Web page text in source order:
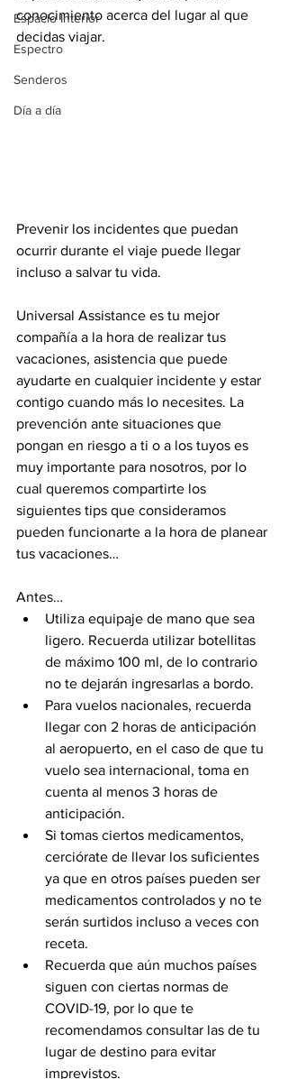
Espacio Interior
Espectro
Senderos
Día a día
conocimiento acerca del lugar al que
decidas viajar.
Prevenir los incidentes que puedan
ocurrir durante el viaje puede llegar
incluso a salvar tu vida.
Universal Assistance es tu mejor
compañía a la hora de realizar tus
vacaciones, asistencia que puede
ayudarte en cualquier incidente y estar
contigo cuando más lo necesites. La
prevención ante situaciones que
pongan en riesgo a ti o a los tuyos es
muy importante para nosotros, por lo
cual queremos compartirte los
siguientes tips que consideramos
pueden funcionarte a la hora de planear
tus vacaciones…
Antes…
Utiliza equipaje de mano que sea
ligero. Recuerda utilizar botellitas
de máximo 100 ml, de lo contrario
no te dejarán ingresarlas a bordo.
Para vuelos nacionales, recuerda
llegar con 2 horas de anticipación
al aeropuerto, en el caso de que tu
vuelo sea internacional, toma en
cuenta al menos 3 horas de
anticipación.
Si tomas ciertos medicamentos,
cerciórate de llevar los suficientes
ya que en otros países pueden ser
medicamentos controlados y no te
serán surtidos incluso a veces con
receta.
Recuerda que aún muchos países
siguen con ciertas normas de
COVID-19, por lo que te
recomendamos consultar las de tu
lugar de destino para evitar
imprevistos.